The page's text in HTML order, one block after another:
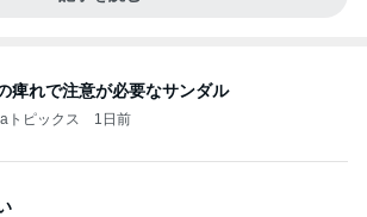
痺れで注意が必要なサンダル
トピックス 1日前